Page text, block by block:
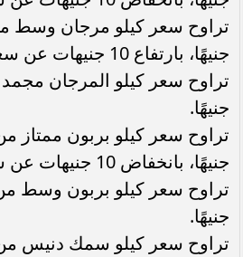
جنيهًا، بارتفاع 10 جنيهات عن سعره السابق.
جنيهًا.
جنيهًا، بانخفاض 10 جنيهات عن سعره السابق.
جنيهًا.